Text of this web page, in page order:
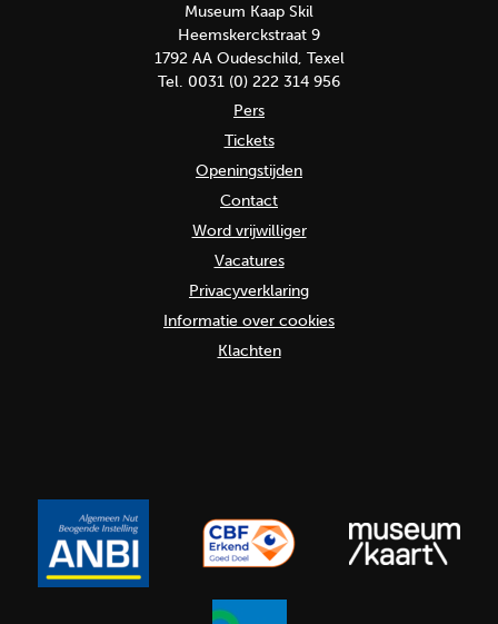
Museum Kaap Skil
Heemskerckstraat 9
1792 AA Oudeschild, Texel
Tel. 0031 (0) 222 314 956
Pers
Tickets
Openingstijden
Contact
Word vrijwilliger
Vacatures
Privacyverklaring
Informatie over cookies
Klachten